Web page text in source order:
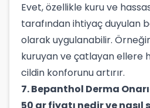
Evet, özellikle kuru ve
tarafından ihtiyaç duyulan
olarak uygulanabilir.
kuruyan ve çatlayan ellere
cildin konforunu artırır.
7. Bepanthol Derma